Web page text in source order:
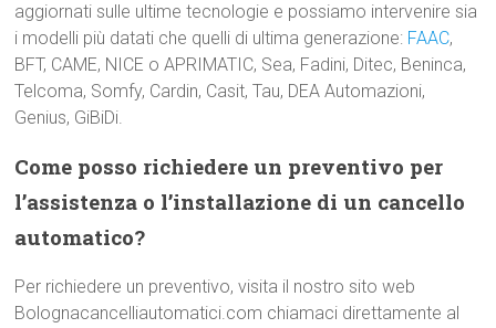
aggiornati sulle ultime tecnologie e possiamo intervenire sia
i modelli più datati che quelli di ultima generazione: FAAC,
BFT, CAME, NICE o APRIMATIC, Sea, Fadini, Ditec, Beninca,
Telcoma, Somfy, Cardin, Casit, Tau, DEA Automazioni,
Genius, GiBiDi.
Come posso richiedere un preventivo per
l’assistenza o l’installazione di un cancello
automatico?
Per richiedere un preventivo, visita il nostro sito web
Bolognacancelliautomatici.com chiamaci direttamente al